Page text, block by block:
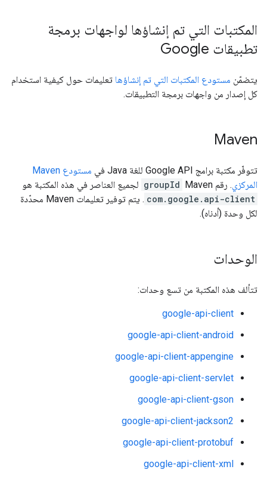
المكتبات التي تم إنشاؤها لواجهات برمجة
تطبيقات Google
يتضمّن مستودع المكتبات التي تم إنشاؤها تعليمات حول كيفية استخدام
كل إصدار من واجهات برمجة التطبيقات.
Maven
تتوفّر مكتبة برامج Google API للغة Java في
مستودع Maven
المركزي. رقم Maven groupId لجميع العناصر في هذه المكتبة هو
com.google.api-client
. يتم توفير تعليمات Maven محدّدة
لكل وحدة (أدناه).
الوحدات
تتألف هذه المكتبة من تسع وحدات:
google-api-client
google-api-client-android
google-api-client-appengine
google-api-client-servlet
google-api-client-gson
google-api-client-jackson2
google-api-client-protobuf
google-api-client-xml